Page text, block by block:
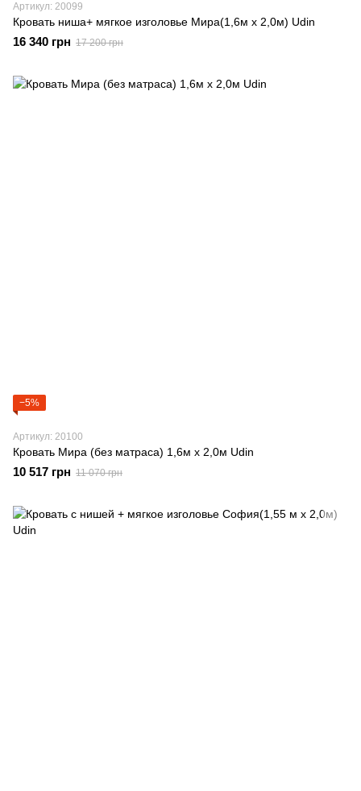
Артикул: 20099
Кровать ниша+ мягкое изголовье Мира(1,6м х 2,0м) Udin
16 340 грн 17 200 грн
−5%
Артикул: 20100
Кровать Мира (без матраса) 1,6м х 2,0м Udin
10 517 грн 11 070 грн